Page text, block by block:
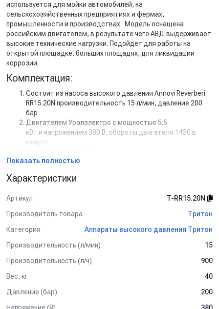
используется для мойки автомобилей, на
сельскохозяйственных предприятиях и фермах,
промышленности и производствах. Модель оснащена
российским двигателем, в результате чего АВД выдерживает
высокие технические нагрузки. Подойдет для работы на
открытой площадке, больших площадях, для ликвидации
коррозии.
Комплектация:
Состоит из насоса высокого давления Annovi Reverberi
RR15.20N производительность 15 л/мин, давление 200
бар
Двигателем Уралэлектро с мощностью 5.5
кВт и напряжением 380 В, обороты двигателя 1450 в
минуту
Регулятором высокого давления с системой Total Stop
Дополнительная комплектация:
Задержка выключения двигателя с таймером (от 5 сек
до 50 сек)
Рама настенная
Барабан для шланга от 10 м до 50 м
Пенокомплект
Система пескоструй
Спектр применения:
Показать полностью
Характеристики
Артикул
T-RR15.20N
Производитель товара
Тритон
Категория
Аппараты высокого давления Тритон
Производительность (л/мин)
15
Производительность (л/ч)
900
Вес, кг
40
Давление (бар)
200
Напряжение (В)